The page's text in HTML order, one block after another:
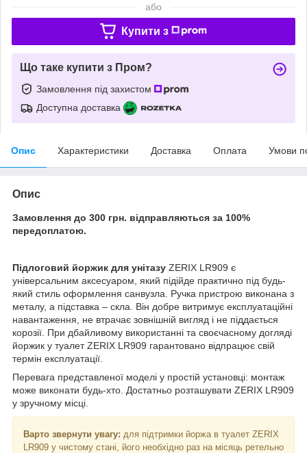
або
Купити з
Що таке купити з Пром?
Замовлення під захистом
Доступна доставка
Опис Характеристики Доставка Оплата Умови
Опис
Замовлення до 300 грн. відправляються за 100%
передоплатою.
Підлоговий йоржик для унітазу ZERIX LR909 є
універсальним аксесуаром, який підійде практично під будь-
який стиль оформлення санвузла. Ручка пристрою виконана з
металу, а підставка – скла. Він добре витримує експлуатаційні
навантаження, не втрачає зовнішній вигляд і не піддається
корозії. При дбайливому використанні та своєчасному догляді
йоржик у туалет ZERIX LR909 гарантовано відпрацює свій
термін експлуатації.
Перевага представленої моделі у простій установці: монтаж
може виконати будь-хто. Достатньо розташувати ZERIX LR909
у зручному місці.
Варто звернути увагу: для підтримки йоржа в туалет ZERIX
LR909 у чистому стані, його необхідно раз на місяць ретельно